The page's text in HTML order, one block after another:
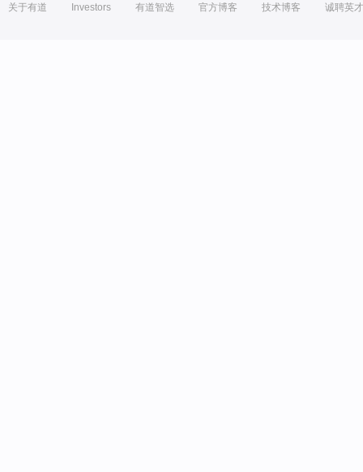
关于有道 Investors 有道智选 官方博客 技术博客 诚聘英才